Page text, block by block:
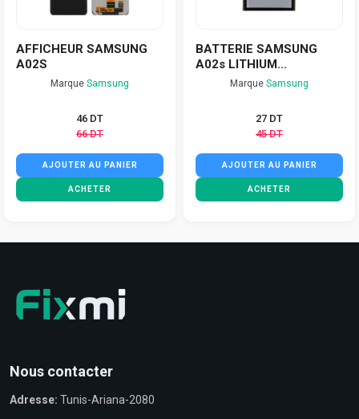
AFFICHEUR SAMSUNG
A02S
Marque Samsung
46 DT
66 DT
AJOUTER AU PANIER
ACHETER
BATTERIE SAMSUNG
A02s LITHIUM...
Marque Samsung
27 DT
45 DT
AJOUTER AU PANIER
ACHETER
Nous contacter
Adresse: Tunis-Ariana-2080